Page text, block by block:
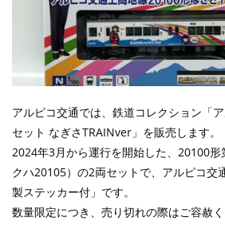
アルピコ交通では、鉄道コレクション「
セット なぎさTRAINver」を販売します。
2024年3月から運行を開始した、20100形
クハ20105）の2両セットで、アルピコ交
製ステッカー付」です。
数量限定につき、売り切れの際はご容赦く